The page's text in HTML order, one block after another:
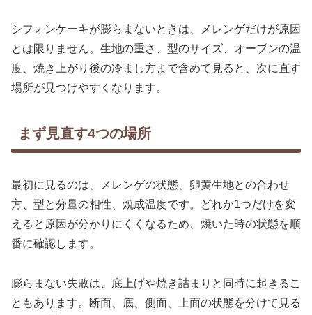
シフォンケーキが膨らまないときは、メレンゲだけが原因
とは限りません。生地の重さ、型のサイズ、オーブンの温
度、焼き上がり後の冷まし方まで含めて見ると、次に直す
場所が見つけやすくなります。
まず見直す4つの場所
最初に見るのは、メレンゲの状態、卵黄生地との合わせ
方、型と分量の相性、焼成温度です。どれか1つだけを変
えると原因が分かりにくくなるため、焼いた時の状態を順
番に確認します。
膨らまない失敗は、底上げや焼き詰まりと同時に起きるこ
ともあります。断面、底、側面、上面の状態を分けて見る